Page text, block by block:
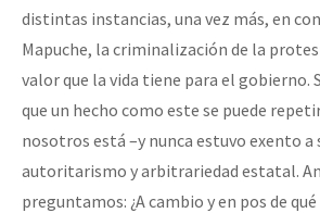
distintas instancias, una vez más, en
Mapuche, la criminalización de la
valor que la vida tiene para el gobierno.
que un hecho como este se puede
nosotros está –y nunca estuvo exento a
autoritarismo y arbitrariedad estatal.
preguntamos: ¿A cambio y en pos de